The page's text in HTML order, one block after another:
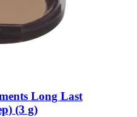
Long Last
(3 g)